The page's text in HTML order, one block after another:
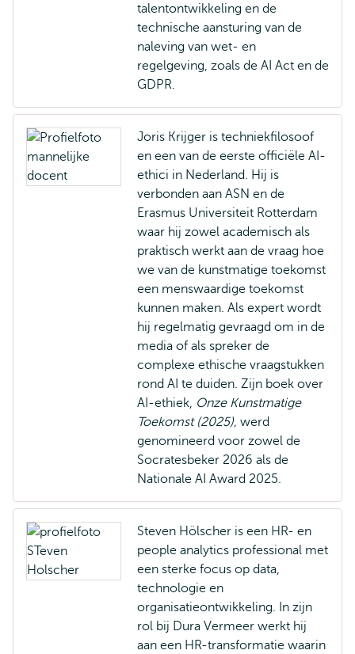
talentontwikkeling en de
technische aansturing van de
naleving van wet- en
regelgeving, zoals de AI Act en de
GDPR.
Joris Krijger is techniekfilosoof
en een van de eerste officiële AI-
ethici in Nederland. Hij is
verbonden aan ASN en de
Erasmus Universiteit Rotterdam
waar hij zowel academisch als
praktisch werkt aan de vraag hoe
we van de kunstmatige toekomst
een menswaardige toekomst
kunnen maken. Als expert wordt
hij regelmatig gevraagd om in de
media of als spreker de
complexe ethische vraagstukken
rond AI te duiden. Zijn boek over
AI-ethiek, Onze Kunstmatige
Toekomst (2025), werd
genomineerd voor zowel de
Socratesbeker 2026 als de
Nationale AI Award 2025.
Steven Hölscher is een HR- en
people analytics professional met
een sterke focus op data,
technologie en
organisatieontwikkeling. In zijn
rol bij Dura Vermeer werkt hij
aan een HR-transformatie waarin